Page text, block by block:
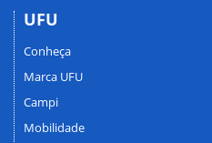
UFU
Conheça
Marca UFU
Campi
Mobilidade